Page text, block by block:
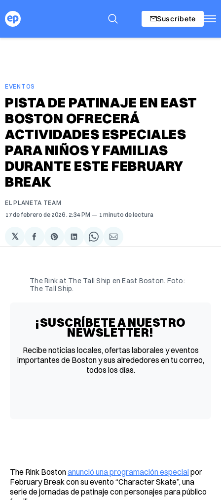
Suscríbete
EVENTOS
PISTA DE PATINAJE EN EAST
BOSTON OFRECERÁ
ACTIVIDADES ESPECIALES
PARA NIÑOS Y FAMILIAS
DURANTE ESTE FEBRUARY
BREAK
EL PLANETA TEAM
17 de febrero de 2026 . 2:34 PM 1 minuto de lectura
𝕏
Compartir
en
Share
on
Compartir
en
Share
on
Compartir
via
The Rink at The Tall Ship en East Boston. Foto:
The Tall Ship.
¡SUSCRÍBETE A NUESTRO
NEWSLETTER!
Recibe noticias locales, ofertas laborales y eventos
importantes de Boston y sus alrededores en tu correo,
todos los días.
The Rink Bostonanunció una programación especialpor
February Break con su evento “Character Skate”, una
serie de jornadas de patinaje con personajes para público